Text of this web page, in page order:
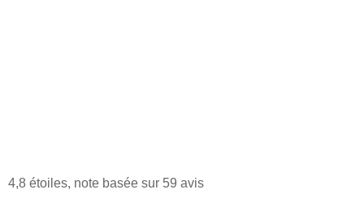
4,8 étoiles, note basée sur 59 avis